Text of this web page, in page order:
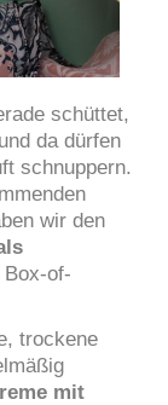
schüttet,
da dürfen
schnuppern.
wir den
Box-of-
trockene
mit